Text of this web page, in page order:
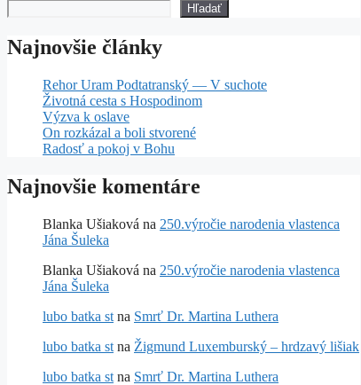
Hľadať
Najnovšie články
Rehor Uram Podtatranský — V suchote
Životná cesta s Hospodinom
Výzva k oslave
On rozkázal a boli stvorené
Radosť a pokoj v Bohu
Najnovšie komentáre
Blanka Ušiaková na 250.výročie narodenia vlastenca
Jána Šuleka
Blanka Ušiaková na 250.výročie narodenia vlastenca
Jána Šuleka
lubo batka st na Smrť Dr. Martina Luthera
lubo batka st na Žigmund Luxemburský – hrdzavý lišiak
lubo batka st na Smrť Dr. Martina Luthera